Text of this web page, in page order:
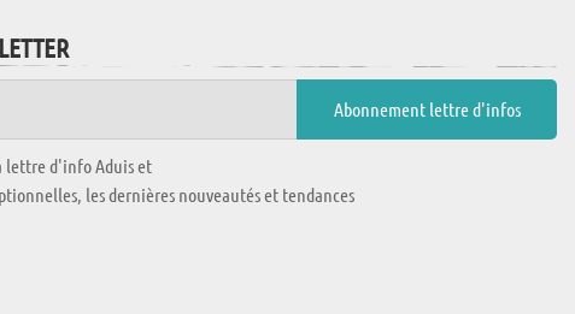
lettre d'info Aduis et
les dernières nouveautés et tendances